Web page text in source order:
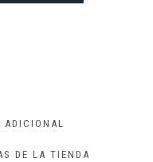
ADICIONAL
DE LA TIENDA